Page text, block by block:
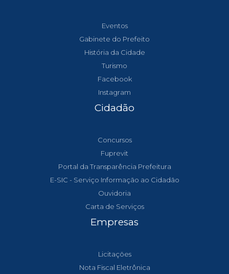
Eventos
Gabinete do Prefeito
História da Cidade
Turismo
Facebook
Instagram
Cidadão
Concursos
Fuprevit
Portal da Transparência Prefeitura
E-SIC - Serviço Informação ao Cidadão
Ouvidoria
Carta de Serviços
Empresas
Licitações
Nota Fiscal Eletrônica